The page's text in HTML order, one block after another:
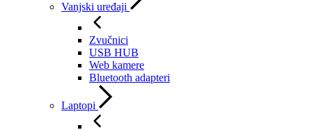
Vanjski uređaji
Zvučnici
USB HUB
Web kamere
Bluetooth adapteri
Laptopi